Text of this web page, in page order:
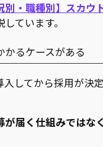
別・職種別】スカ
ています。
るケースがある
してから採用が決
届く仕組みではな